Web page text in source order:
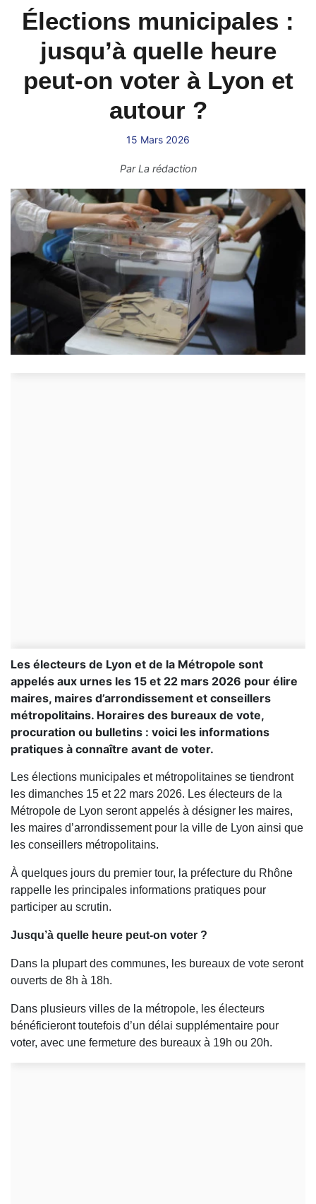
Élections municipales :
jusqu’à quelle heure
peut-on voter à Lyon et
autour ?
15 Mars 2026
ParLa rédaction
Les électeurs de Lyon et de la Métropole sont
appelés aux urnes les 15 et 22 mars 2026 pour élire
maires, maires d’arrondissement et conseillers
métropolitains. Horaires des bureaux de vote,
procuration ou bulletins : voici les informations
pratiques à connaître avant de voter.
Les élections municipales et métropolitaines se tiendront
les dimanches 15 et 22 mars 2026. Les électeurs de la
Métropole de Lyon seront appelés à désigner les maires,
les maires d’arrondissement pour la ville de Lyon ainsi que
les conseillers métropolitains.
À quelques jours du premier tour, la préfecture du Rhône
rappelle les principales informations pratiques pour
participer au scrutin.
Jusqu’à quelle heure peut-on voter ?
Dans la plupart des communes, les bureaux de vote seront
ouverts de 8h à 18h.
Dans plusieurs villes de la métropole, les électeurs
bénéficieront toutefois d’un délai supplémentaire pour
voter, avec une fermeture des bureaux à 19h ou 20h.